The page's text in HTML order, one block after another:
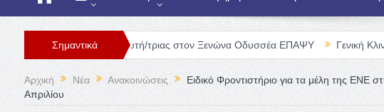
Σημαντικά
Θέση Νοσηλευτή/τριας στον Ξενώνα Οδυσσέα ΕΠΑΨΥ Γενική Κλινική
Αρχική Νέα Ανακοινώσεις
Ειδικό Φροντιστήριο για τα μέλη της ΕΝΕ
Απριλίου